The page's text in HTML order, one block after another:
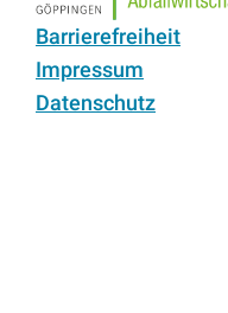
Barrierefreiheit
Impressum
Datenschutz